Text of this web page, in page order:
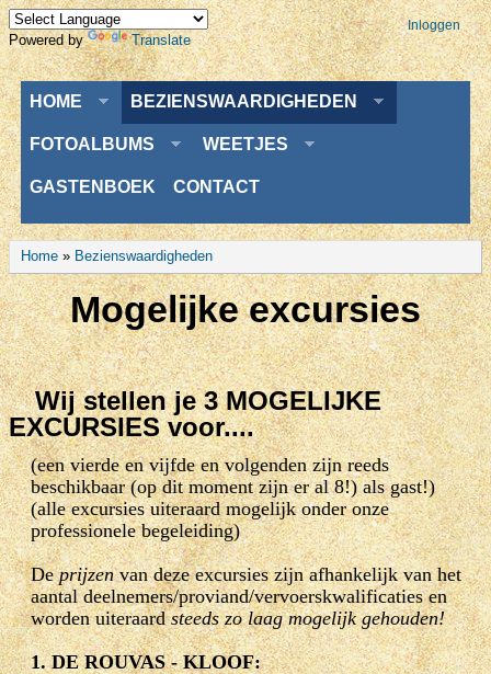
Inloggen
Powered by Translate
Menu
HOME BEZIENSWAARDIGHEDEN
FOTOALBUMS WEETJES
GASTENBOEK CONTACT
U bent hier
Home » Bezienswaardigheden
Mogelijke excursies
Wij stellen je3 MOGELIJKE
EXCURSIESvoor....
(een vierde en vijfde en volgenden zijn reeds
beschikbaar (op dit moment zijn er al 8!) als gast!)
(alle excursies uiteraard mogelijk onder onze
professionele begeleiding)
Deprijzenvan deze excursies zijn afhankelijk van het
aantal deelnemers/proviand/vervoerskwalificaties en
worden uiteraardsteeds zo laag mogelijk gehouden!
1. DE ROUVAS - KLOOF: